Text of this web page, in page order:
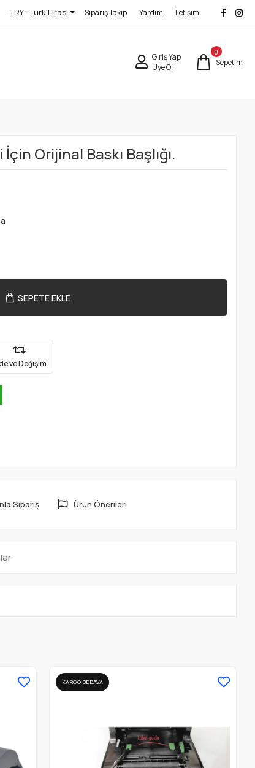
TRY - Türk Lirası Sipariş Takip Yardım İletişim
Giriş Yap
Üye Ol
0
Sepetim
Orijinal Baskı Başlığı.
SEPETE EKLE
ve Değişim
Sipariş Ürün Önerileri
KARGO BEDAVA